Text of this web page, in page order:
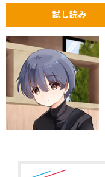
試し読み